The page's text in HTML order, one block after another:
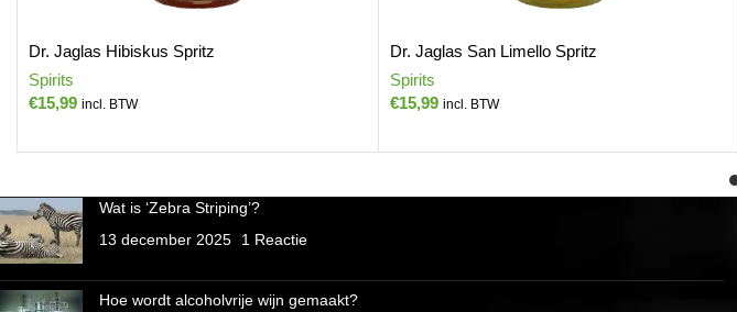
Dr. Jaglas Hibiskus Spritz
Spirits
€15,99 incl. BTW
Dr. Jaglas San Limello Spritz
Spirits
€15,99 incl. BTW
Wat is ‘Zebra Striping’?
13 december 2025
1 Reactie
Hoe wordt alcoholvrije wijn gemaakt?